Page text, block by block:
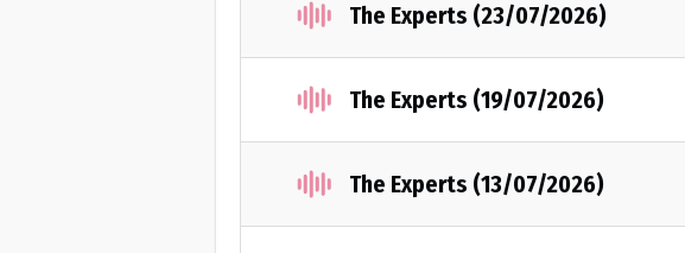
The Experts (23/07/2026)
The Experts (19/07/2026)
The Experts (13/07/2026)